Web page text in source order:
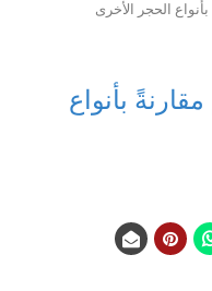
الحجر الأخرى
بأنواع